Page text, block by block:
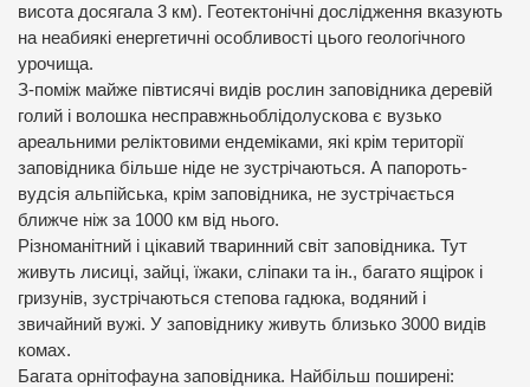
висота досягала 3 км). Геотектонічні дослідження вказують
на неабиякі енергетичні особливості цього геологічного
урочища.
З-поміж майже півтисячі видів рослин заповідника деревій
голий і волошка несправжньоблідолускова є вузько
ареальними реліктовими ендеміками, які крім території
заповідника більше ніде не зустрічаються. А папороть-
вудсія альпійська, крім заповідника, не зустрічається
ближче ніж за 1000 км від нього.
Різноманітний і цікавий тваринний світ заповідника. Тут
живуть лисиці, зайці, їжаки, сліпаки та ін., багато ящірок і
гризунів, зустрічаються степова гадюка, водяний і
звичайний вужі. У заповіднику живуть близько 3000 видів
комах.
Багата орнітофауна заповідника. Найбільш поширені: